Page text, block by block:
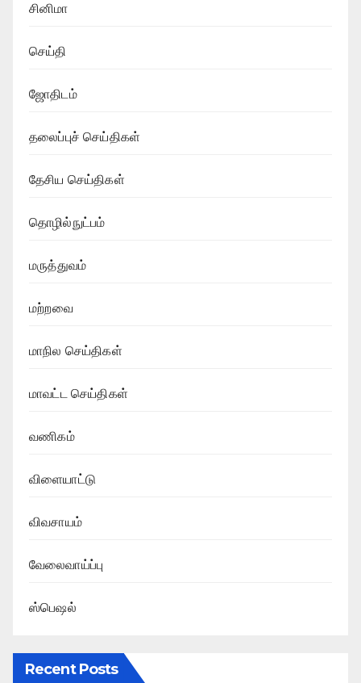
சினிமா
செய்தி
ஜோதிடம்
தலைப்புச் செய்திகள்
தேசிய செய்திகள்
தொழில்நுட்பம்
மருத்துவம்
மற்றவை
மாநில செய்திகள்
மாவட்ட செய்திகள்
வணிகம்
விளையாட்டு
விவசாயம்
வேலைவாய்ப்பு
ஸ்பெஷல்
Recent Posts